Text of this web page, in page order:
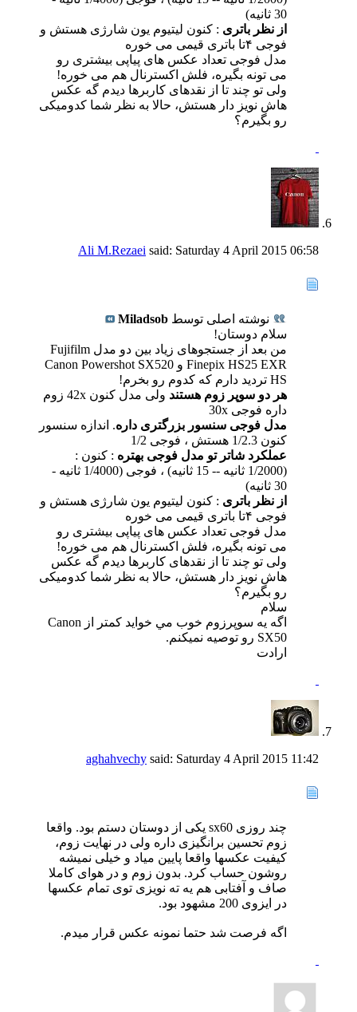
30 ثانیه)
از نظر باتری : کنون لیتیوم یون شارژی هستش و
فوجی ۴تا باتری قیمی می خوره
مدل فوجی تعداد عکس های پیاپی بیشتری رو
می تونه بگیره، فلش اکسترنال هم می خوره!
ولی تو چند تا از نقدهای کاربرها دیدم گه عکس
هاش نویز دار هستش، حالا به نظر شما کدومیکی
رو بگیرم؟
Ali M.Rezaei said: Saturday 4 April 2015 06:58
نوشته اصلی توسط Miladsob
سلام دوستان!
من بعد از جستجوهای زیاد بین دو مدل Fujifilm
Finepix HS25 EXR و Canon Powershot SX520
HS تردید دارم که کدوم رو بخرم!
هر دو سوپر زوم هستند
ولی مدل کنون 42x زوم
داره فوجی 30x
مدل فوجی سنسور بزرگتری داره. اندازه سنسور
کنون 1/2.3 هستش ، فوجی 1/2
عملکرد شاتر تو مدل فوجی بهتره : کنون :
(1/2000 ثانیه -- 15 ثانیه) ، فوجی (1/4000 ثانیه -
30 ثانیه)
از نظر باتری : کنون لیتیوم یون شارژی هستش و
فوجی ۴تا باتری قیمی می خوره
مدل فوجی تعداد عکس های پیاپی بیشتری رو
می تونه بگیره، فلش اکسترنال هم می خوره!
ولی تو چند تا از نقدهای کاربرها دیدم گه عکس
هاش نویز دار هستش، حالا به نظر شما کدومیکی
رو بگیرم؟
سلام
اگه يه سوپرزوم خوب مي خوايد كمتر از Canon
SX50 رو توصيه نميكنم.
ارادت
aghahvechy said: Saturday 4 April 2015 11:42
چند روزی sx60 یکی از دوستان دستم بود. واقعا
زوم تحسین برانگیزی داره ولی در نهایت زوم،
کیفیت عکسها واقعا پایین میاد و خیلی نمیشه
روشون حساب کرد. بدون زوم و در هوای کاملا
صاف و آفتابی هم یه ته نویزی توی تمام عکسها
در ایزوی 200 مشهود بود.
اگه فرصت شد حتما نمونه عکس قرار میدم.